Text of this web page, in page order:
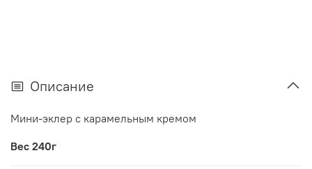
Описание
Мини-эклер с карамельным кремом
Вес 240г